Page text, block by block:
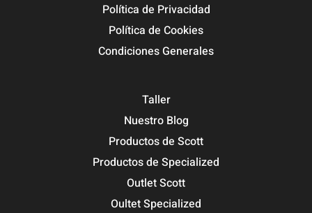
Política de Privacidad
Política de Cookies
Condiciones Generales
Taller
Nuestro Blog
Productos de Scott
Productos de Specialized
Outlet Scott
Oultet Specialized